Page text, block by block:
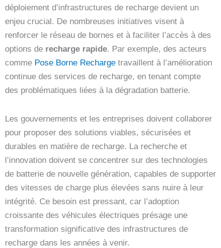
déploiement d’infrastructures de recharge devient un
enjeu crucial. De nombreuses initiatives visent à
renforcer le réseau de bornes et à faciliter l’accès à des
options de recharge rapide. Par exemple, des acteurs
comme Pose Borne Recharge travaillent à l’amélioration
continue des services de recharge, en tenant compte
des problématiques liées à la dégradation batterie.
Les gouvernements et les entreprises doivent collaborer
pour proposer des solutions viables, sécurisées et
durables en matière de recharge. La recherche et
l’innovation doivent se concentrer sur des technologies
de batterie de nouvelle génération, capables de supporter
des vitesses de charge plus élevées sans nuire à leur
intégrité. Ce besoin est pressant, car l’adoption
croissante des véhicules électriques présage une
transformation significative des infrastructures de
recharge dans les années à venir.